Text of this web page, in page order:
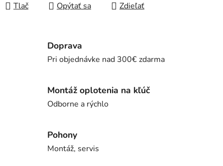
Tlač Opýtať sa Zdieľať
Doprava
Pri objednávke nad 300€ zdarma
Montáž oplotenia na kľúč
Odborne a rýchlo
Pohony
Montáž, servis